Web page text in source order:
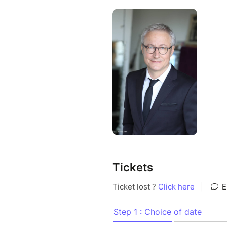
Il se consacre depuis 2005
Marc Jolivet, Alex Goude,
mais moins connus.
Et les gens n'aiment que les
Alors que les canaux se
les chaînes Youtube...) on a
polémique pour faire parler
Et être détenteur d'une
Comme pour son premier
sensibles. S'ils piquent et
Langue : français
Tickets